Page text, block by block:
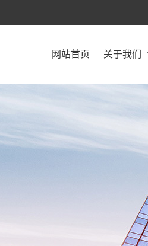
网站首页 关于我们